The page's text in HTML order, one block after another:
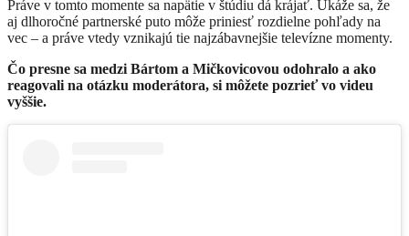
Práve v tomto momente sa napätie v štúdiu dá krájať. Ukáže sa, že
aj dlhoročné partnerské puto môže priniesť rozdielne pohľady na
vec – a práve vtedy vznikajú tie najzábavnejšie televízne momenty.
Čo presne sa medzi Bártom a Mičkovicovou odohralo a ako
reagovali na otázku moderátora, si môžete pozrieť vo videu
vyššie.